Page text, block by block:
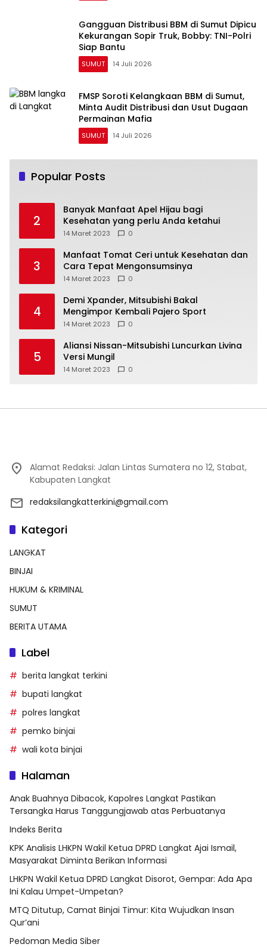
Gangguan Distribusi BBM di Sumut Dipicu
Kekurangan Sopir Truk, Bobby: TNI-Polri
Siap Bantu
SUMUT 14 Juli 2026
FMSP Soroti Kelangkaan BBM di Sumut,
Minta Audit Distribusi dan Usut Dugaan
Permainan Mafia
SUMUT 14 Juli 2026
Popular Posts
2
Banyak Manfaat Apel Hijau bagi
Kesehatan yang perlu Anda ketahui
14 Maret 2023 0
3
Manfaat Tomat Ceri untuk Kesehatan dan
Cara Tepat Mengonsumsinya
14 Maret 2023 0
4
Demi Xpander, Mitsubishi Bakal
Mengimpor Kembali Pajero Sport
14 Maret 2023 0
5
Aliansi Nissan-Mitsubishi Luncurkan Livina
Versi Mungil
14 Maret 2023 0
Alamat Redaksi: Jalan Lintas Sumatera no 12, Stabat,
Kabupaten Langkat
redaksilangkatterkini@gmail.com
Kategori
LANGKAT
BINJAI
HUKUM & KRIMINAL
SUMUT
BERITA UTAMA
Label
berita langkat terkini
bupati langkat
polres langkat
pemko binjai
wali kota binjai
Halaman
Anak Buahnya Dibacok, Kapolres Langkat Pastikan
Tersangka Harus Tanggungjawab atas Perbuatanya
Indeks Berita
KPK Analisis LHKPN Wakil Ketua DPRD Langkat Ajai Ismail,
Masyarakat Diminta Berikan Informasi
LHKPN Wakil Ketua DPRD Langkat Disorot, Gempar: Ada Apa
Ini Kalau Umpet-Umpetan?
MTQ Ditutup, Camat Binjai Timur: Kita Wujudkan Insan
Qur’ani
Pedoman Media Siber